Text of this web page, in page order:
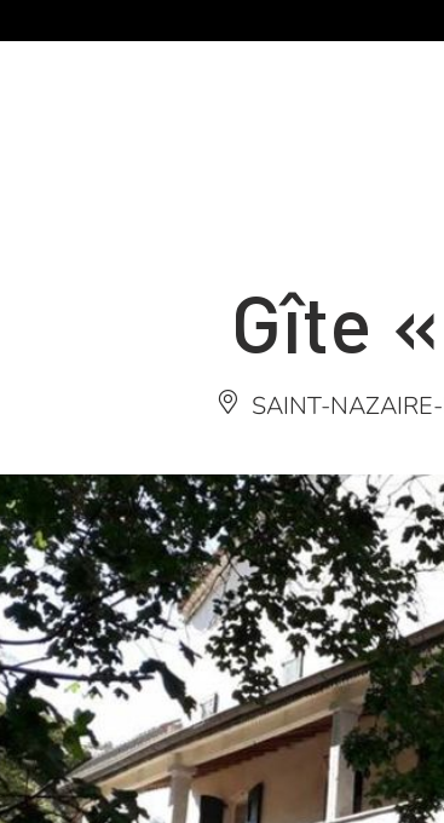
Gîte
SAINT-